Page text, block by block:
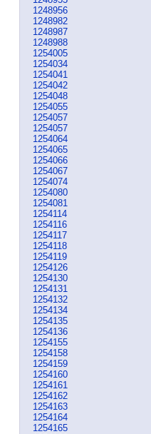
1248956
1248982
1248987
1248988
1254005
1254034
1254041
1254042
1254048
1254055
1254057
1254057
1254064
1254065
1254066
1254067
1254074
1254080
1254081
1254114
1254116
1254117
1254118
1254119
1254126
1254130
1254131
1254132
1254134
1254135
1254136
1254155
1254158
1254159
1254160
1254161
1254162
1254163
1254164
1254165